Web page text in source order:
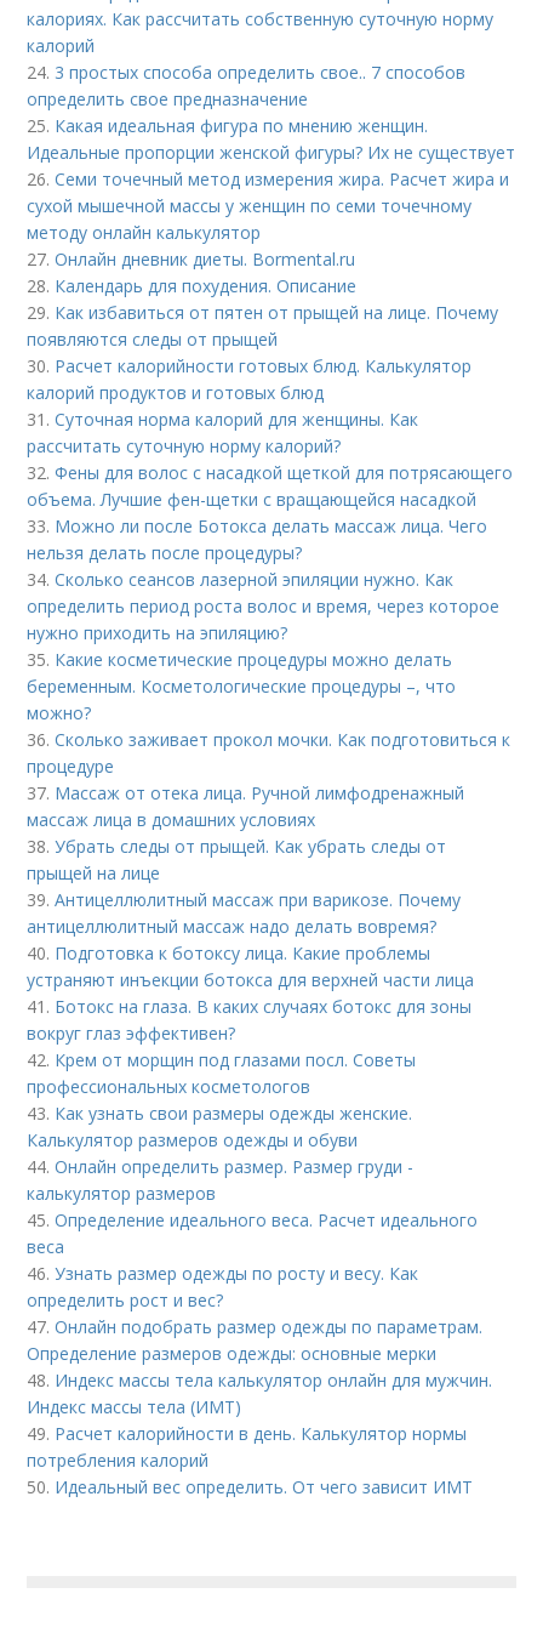
калориях. Как рассчитать собственную суточную норму
калорий
24. 3 простых способа определить свое.. 7 способов
определить свое предназначение
25. Какая идеальная фигура по мнению женщин.
Идеальные пропорции женской фигуры? Их не существует
26.Семи точечный метод измерения жира. Расчет жира и
сухой мышечной массы у женщин по семи точечному
методу онлайн калькулятор
27.Онлайн дневник диеты. Bormental.ru
28. Календарь для похудения. Описание
29. Как избавиться от пятен от прыщей на лице. Почему
появляются следы от прыщей
30. Расчет калорийности готовых блюд. Калькулятор
калорий продуктов и готовых блюд
31.Суточная норма калорий для женщины. Как
рассчитать суточную норму калорий?
32.Фены для волос с насадкой щеткой для потрясающего
объема. Лучшие фен-щетки с вращающейся насадкой
33. Можно ли после Ботокса делать массаж лица. Чего
нельзя делать после процедуры?
34.Сколько сеансов лазерной эпиляции нужно. Как
определить период роста волос и время, через которое
нужно приходить на эпиляцию?
35. Какие косметические процедуры можно делать
беременным. Косметологические процедуры –, что
можно?
36.Сколько заживает прокол мочки. Как подготовиться к
процедуре
37. Массаж от отека лица. Ручной лимфодренажный
массаж лица в домашних условиях
38.Убрать следы от прыщей. Как убрать следы от
прыщей на лице
39.Антицеллюлитный массаж при варикозе. Почему
антицеллюлитный массаж надо делать вовремя?
40. Подготовка к ботоксу лица. Какие проблемы
устраняют инъекции ботокса для верхней части лица
41. Ботокс на глаза. В каких случаях ботокс для зоны
вокруг глаз эффективен?
42. Крем от морщин под глазами посл. Советы
профессиональных косметологов
43. Как узнать свои размеры одежды женские.
Калькулятор размеров одежды и обуви
44.Онлайн определить размер. Размер груди -
калькулятор размеров
45.Определение идеального веса. Расчет идеального
веса
46.Узнать размер одежды по росту и весу. Как
определить рост и вес?
47.Онлайн подобрать размер одежды по параметрам.
Определение размеров одежды: основные мерки
48. Индекс массы тела калькулятор онлайн для мужчин.
Индекс массы тела (ИМТ)
49. Расчет калорийности в день. Калькулятор нормы
потребления калорий
50. Идеальный вес определить. От чего зависит ИМТ